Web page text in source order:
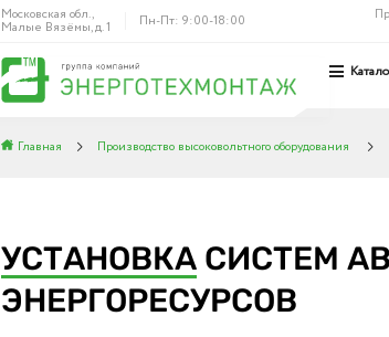
Московская обл.,
Малые Вязёмы, д. 1 Пн-Пт: 9:00-18:00
Главная Производство высоковольтного оборудования
УСТАНОВКАСИСТЕМ
ЭНЕРГОРЕСУРСОВ